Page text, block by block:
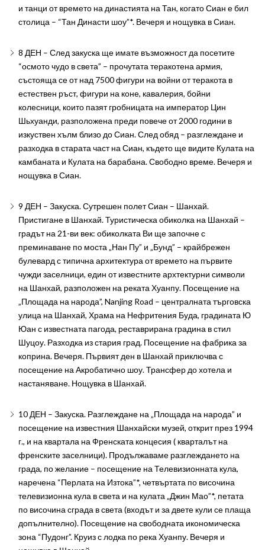
и танци от времето на династията на Тан, когато Сиан е бил
столица – “Тан Династи шоу”*. Вечеря и нощувка в Сиан.
8 ДЕН – След закуска ще имате възможност да посетите
“осмото чудо в света” – прочутата теракотена армия,
състояща се от над 7500 фигури на войни от теракота в
естествен ръст, фигури на коне, кавалерия, бойни
колесници, които пазят гробницата на император Цин
Шьхуанди, разположена преди повече от 2000 години в
изкуствен хълм близо до Сиан. След обяд – разглеждане и
разходка в старата част на Сиан, където ще видите Кулата на
камбаната и Кулата на барабана. Свободно време. Вечеря и
нощувка в Сиан.
9 ДЕН – Закуска. Сутрешен полет Сиан – Шанхай.
Пристигане в Шанхай. Туристическа обиколка на Шанхай –
градът на 21-ви век: обиколката Ви ще започне с
преминаване по моста „Нан Пу” и „Бунд” – крайбрежен
булевард с типична архитектура от времето на първите
чужди заселници, един от известните архтектурни символи
на Шанхай, разположен на реката Хуанпу. Посещение на
„Площада на народа”, Nanjing Road – централната търговска
улица на Шанхай, Храма на Нефритения Буда, градината Ю
Юан с известната пагода, реставрирана градина в стил
Шуцоу. Разходка из стария град. Посещение на фабрика за
коприна. Вечеря. Първият ден в Шанхай приключва с
посещение на Акробатично шоу. Трансфер до хотела и
настаняване. Нощувка в Шанхай.
10 ДЕН – Закуска. Разглеждане на „Площада на народа” и
посещение на известния Шанхайски музей, открит през 1994
г., и на квартала на Френската концесия ( кварталът на
френските заселници). Продължаваме разглеждането на
града, по желание – посещение на Телевизионната кула,
наречена “Перлата на Изтока”*, четвъртата по височина
телевизионна кула в света и на кулата „Джин Мао”*, петата
по височина сграда в света (входът и за двете кули се плаща
допълнително). Посещение на свободната икономическа
зона “Пудонг”. Круиз с лодка по река Хуанпу. Вечеря и